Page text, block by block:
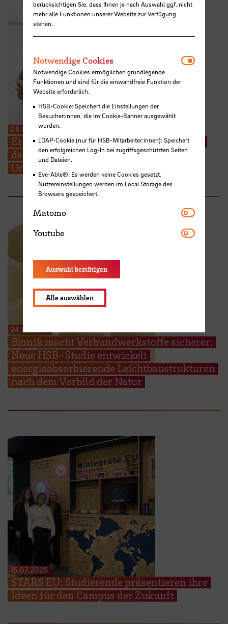
06.08.2026
Erneuter Aufruf: Hebammenstudierende
der HSB suchen weitere Schwangere zur
Unterstützung ihrer Prüfungen
24.07.2026
Bionik macht Verbundwerkstoffe sicherer:
Neue HSB-Studie entwickelt
energieabsorbierende Leichtbaustrukturen
nach dem Vorbild der Natur
15.07.2026
STARS EU: Studierende präsentieren ihre
Ideen für den Campus der Zukunft
berücksichtigen Sie, dass Ihnen je nach Auswahl ggf. nicht
mehr alle Funktionen unserer Website zur Verfügung
stehen.
Notwendige Cookies
Notwendige Cookies ermöglichen grundlegende
Funktionen und sind für die einwandfreie Funktion der
Website erforderlich.
HSB-Cookie: Speichert die Einstellungen der
Besucher:innen, die im Cookie-Banner ausgewählt
wurden.
LDAP-Cookie (nur für HSB-Mitarbeiter:innen): Speichert
den erfolgreichen Log-In bei zugriffsgeschützten Seiten
und Dateien.
Eye-Able®: Es werden keine Cookies gesetzt.
Nutzereinstellungen werden im Local Storage des
Browsers gespeichert.
Matomo Matomo
Youtube Youtube
Auswahl bestätigen
Alle auswählen